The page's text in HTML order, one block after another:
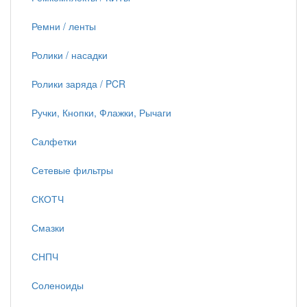
Ремни / ленты
Ролики / насадки
Ролики заряда / PCR
Ручки, Кнопки, Флажки, Рычаги
Салфетки
Сетевые фильтры
СКОТЧ
Смазки
СНПЧ
Соленоиды